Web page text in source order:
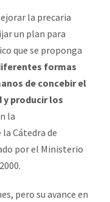
la precaria
un plan para
que se proponga
formas
de concebir el
producir los
la
Cátedra de
por el Ministerio
pero su avance en